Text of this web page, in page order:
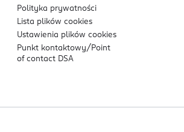
Polityka prywatności
Lista plikówcookies
Ustawienia plikówcookies
Punkt kontaktowy/ Point
of contact DSA